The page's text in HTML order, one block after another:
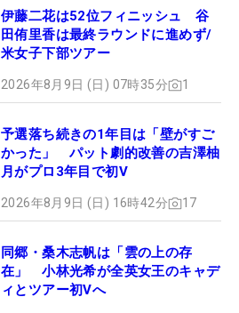
伊藤二花は52位フィニッシュ 谷
田侑里香は最終ラウンドに進めず/
米女子下部ツアー
2026年8月9日 (日) 07時35分 1
予選落ち続きの1年目は「壁がすご
かった」 パット劇的改善の吉澤柚
月がプロ3年目で初V
2026年8月9日 (日) 16時42分 17
同郷・桑木志帆は「雲の上の存
在」 小林光希が全英女王のキャデ
ィとツアー初Vへ